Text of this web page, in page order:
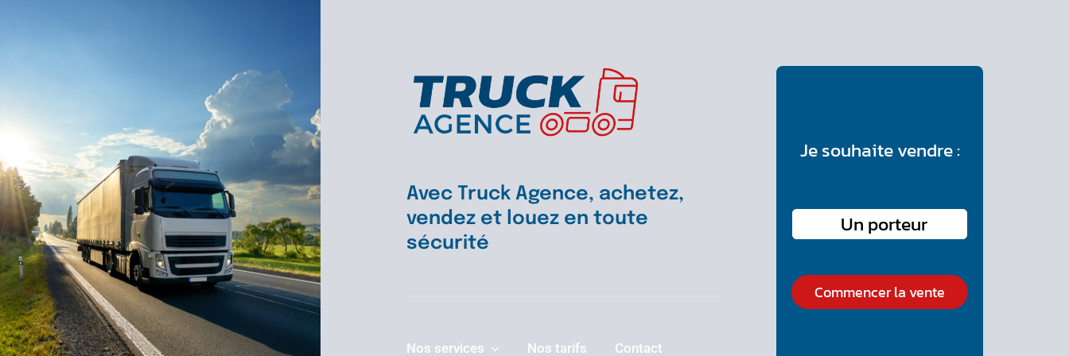
Avec Truck Agence, achetez,
vendez et louez en toute
sécurité
Nos services Nos tarifs Contact
Je souhaite vendre :
Commencer la vente